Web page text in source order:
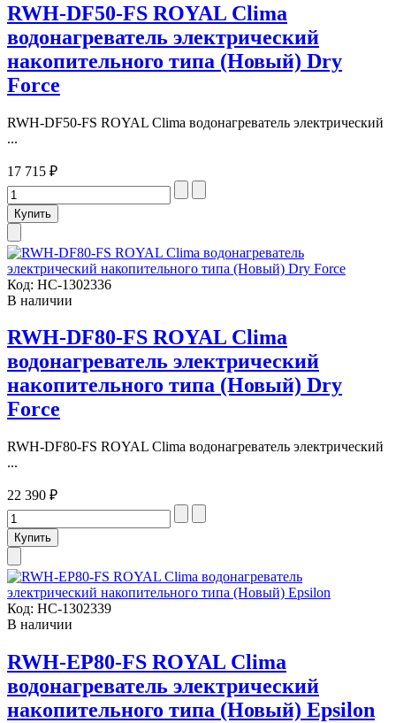
RWH-DF50-FS ROYAL Clima
водонагреватель электрический
накопительного типа (Новый) Dry
Force
RWH-DF50-FS ROYAL Clima водонагреватель электрический
...
17 715 ₽
Код: НС-1302336
В наличии
RWH-DF80-FS ROYAL Clima
водонагреватель электрический
накопительного типа (Новый) Dry
Force
RWH-DF80-FS ROYAL Clima водонагреватель электрический
...
22 390 ₽
Код: НС-1302339
В наличии
RWH-EP80-FS ROYAL Clima
водонагреватель электрический
накопительного типа (Новый) Epsilon